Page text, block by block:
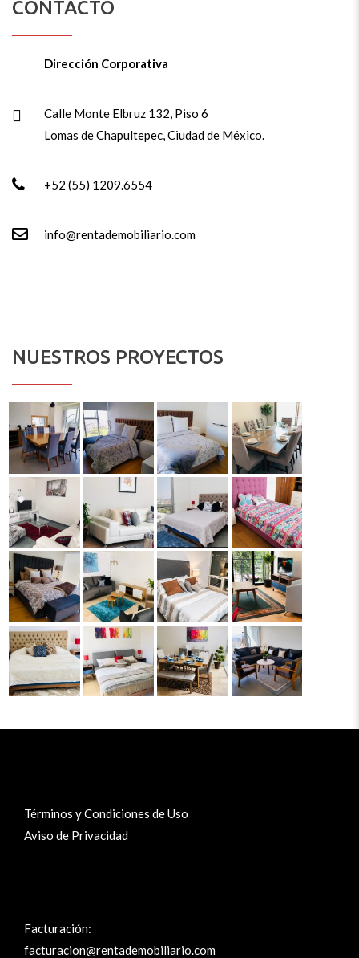
CONTACTO
Dirección Corporativa
Calle Monte Elbruz 132, Piso 6
Lomas de Chapultepec, Ciudad de México.
+52 (55) 1209.6554
info@rentademobiliario.com
NUESTROS PROYECTOS
Términos y Condiciones de Uso
Aviso de Privacidad
Facturación:
facturacion@rentademobiliario.com